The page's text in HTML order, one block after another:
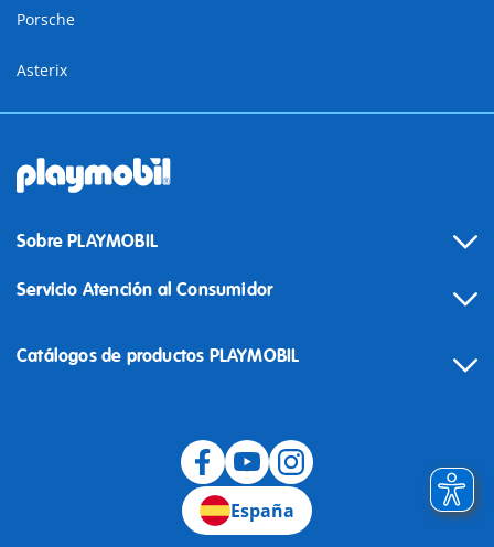
Porsche
Asterix
Sobre PLAYMOBIL
Servicio Atención al Consumidor
Catálogos de productos PLAYMOBIL
España